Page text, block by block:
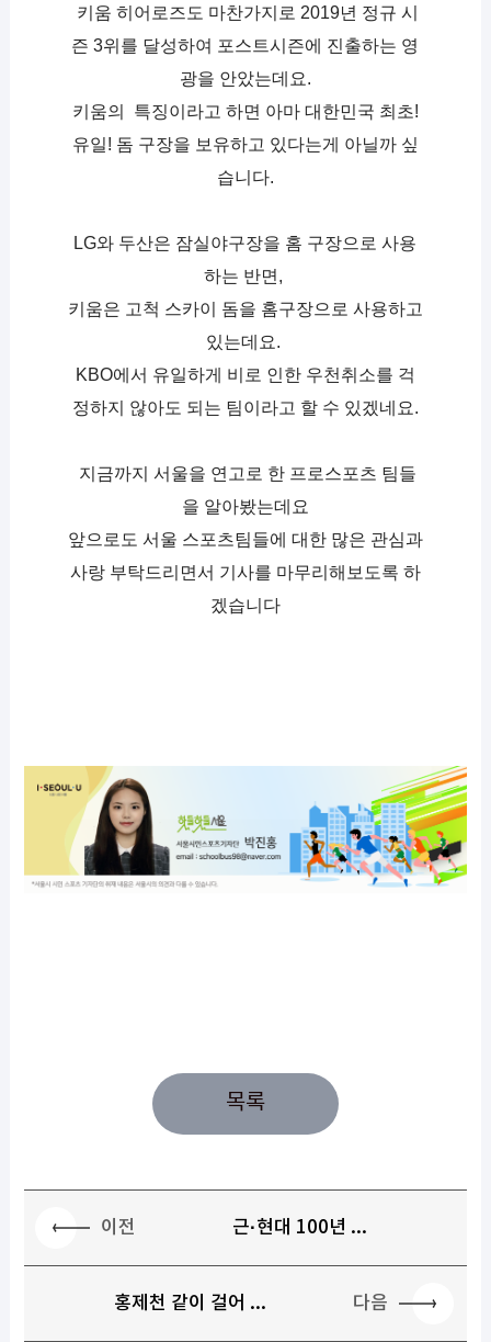
즌 3위를 달성하여 포스트시즌에 진출하는 영
광을 안았는데요.
유일! 돔 구장을 보유하고 있다는게 아닐까 싶
습니다.
LG와 두산은 잠실야구장을 홈 구장으로 사용
하는 반면,
키움은 고척 스카이 돔을 홈구장으로 사용하고
있는데요.
KBO에서 유일하게 비로 인한 우천취소를 걱
정하지 않아도 되는 팀이라고 할 수 있겠네요.
을 알아봤는데요
앞으로도 서울 스포츠팀들에 대한 많은 관심과
사랑 부탁드리면서 기사를 마무리해보도록 하
겠습니다
목록
이전 근·현대 100년 ...
홍제천 같이 걸어 ... 다음